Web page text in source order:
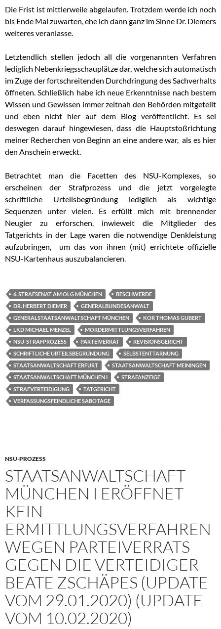
Die Frist ist mittlerweile abgelaufen. Trotzdem werde ich noch
bis Ende Mai zuwarten, ehe ich dann ganz im Sinne Dr. Diemers
weiteres veranlasse.
Letztendlich stellen jedoch all die vorgenannten Verfahren
lediglich Nebenkriegsschauplätze dar, welche sich automatisch
im Zuge der fortschreitenden Durchdringung des Sachverhalts
öffneten. Schließlich habe ich neue Erkenntnisse nach bestem
Wissen und Gewissen immer zeitnah den Behörden mitgeteilt
und eben nicht hier auf dem Blog veröffentlicht. Es sei
deswegen darauf hingewiesen, dass die Hauptstoßrichtung
meiner Recherchen von Beginn an eine andere war, als es hier
den Anschein erweckt.
Betrachtet man die Facetten des NSU-Komplexes, so
erscheinen der Strafprozess und die jetzt vorgelegte
schriftliche Urteilsbegründung lediglich als wichtige
Sequenzen unter vielen. Es erfüllt mich mit brennender
Neugier zu erforschen, inwieweit die Mitglieder des
Tatgerichts in der Lage waren die notwendige Denkleistung
aufzubringen, um das von ihnen (mit) errichtete offizielle
NSU-Kartenhaus auszubalancieren.
6. STRAFSENAT AM OLG MÜNCHEN
BESCHWERDE
DR. HERBERT DIEMER
GENERALBUNDESANWALT
GENERALSTAATSANWALTSCHAFT MÜNCHEN
KOR THOMAS GUBERT
LKD MICHAEL MENZEL
MORDERMITTLUNGSVERFAHREN
NSU-STRAFPROZESS
PARTEIVERRAT
REVISIONSGERICHT
SCHRIFTLICHE URTEILSBEGRÜNDUNG
SELBSTENTTARNUNG
STAATSANWALTSCHAFT ERFURT
STAATSANWALTSCHAFT MEININGEN
STAATSANWALTSCHAFT MÜNCHEN I
STRAFANZEIGE
STRAFVERTEIDIGUNG
TATGERICHT
VERFASSUNGSFEINDLICHE SABOTAGE
NSU-PROZESS
STAATSANWALTSCHAFT
MÜNCHEN I ERÖFFNET
KEIN
ERMITTLUNGSVERFAHREN
WEGEN PARTEIVERRATS
GEGEN DIE VERTEIDIGER
BEATE ZSCHÄPES (UPDATE
VOM 29.01.2020) (UPDATE
VOM 10.02.2020)